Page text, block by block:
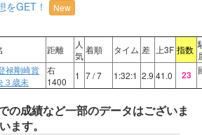
をGET！
New
距離
人
気
着順 タイム 差 上3F 指数
禄剛崎賞
３歳未
右
1400
1 7/ 7 1:32:1 2.9 41.0 23
の成績など一部のデータはございま
ます。